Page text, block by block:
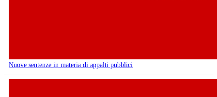
Nuove sentenze in materia di appalti pubblici